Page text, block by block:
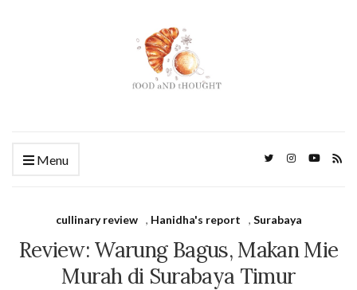
Menu
cullinary review , Hanidha's report , Surabaya
Review: Warung Bagus, Makan Mie
Murah di Surabaya Timur